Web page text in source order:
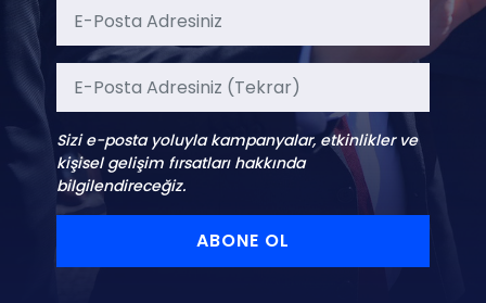
Sizi e-posta yoluyla kampanyalar, etkinlikler ve
kişisel gelişim fırsatları hakkında
bilgilendireceğiz.
ABONE OL